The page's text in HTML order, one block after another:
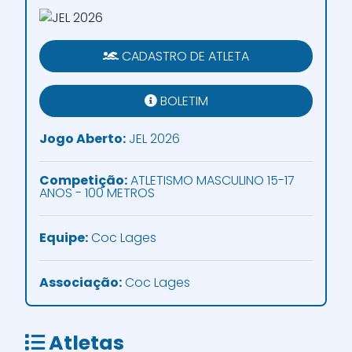
Atletas
CADASTRO DE ATLETA
BOLETIM
Jogo Aberto: JEL 2026
Competição:ATLETISMO MASCULINO 15-17
ANOS - 100 METROS
Equipe:Coc Lages
Associação:Coc Lages